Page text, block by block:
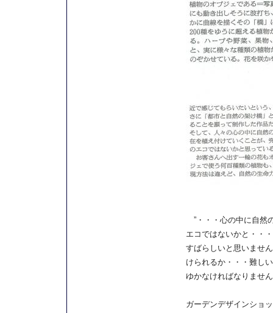
”・・・心の中に自然
エコではないかと・・・
すばらしいと思いませ
けられるか・・・難し
ゆかなければなりませ
ガーデンデザインショ